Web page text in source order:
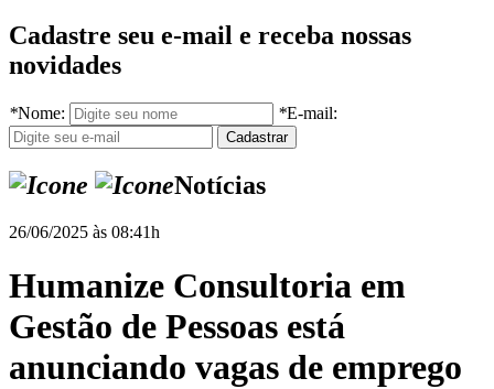
Cadastre seu e-mail e receba nossas
novidades
*Nome: *E-mail:
Notícias
26/06/2025 às 08:41h
Humanize Consultoria em
Gestão de Pessoas está
anunciando vagas de emprego